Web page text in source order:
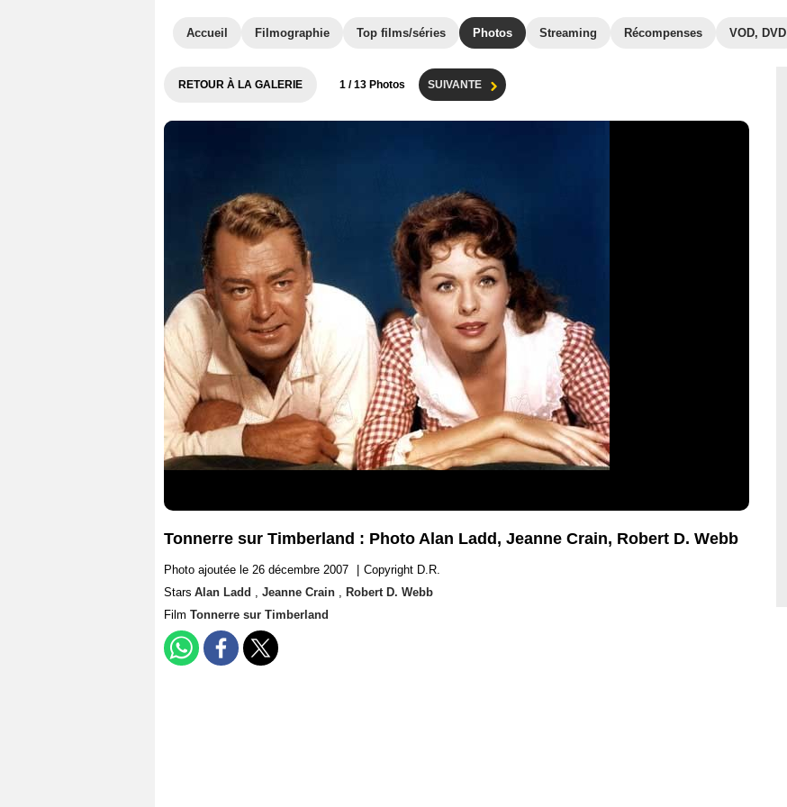
Accueil Filmographie Top films/séries Photos Streaming Récompenses VOD, DVD
RETOUR À LA GALERIE 1 / 13 Photos SUIVANTE
Tonnerre sur Timberland : Photo Alan Ladd, Jeanne Crain, Robert D. Webb
Photo ajoutée le 26 décembre 2007
Copyright D.R.
Stars Alan Ladd , Jeanne Crain , Robert D. Webb
Film Tonnerre sur Timberland